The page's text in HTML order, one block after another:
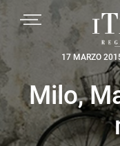
navigazione
primaria
principale
di
pagina
MENU
I
Teatri
17 MARZO
Milo,